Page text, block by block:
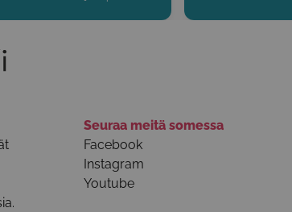
Seuraa meitä somessa
Facebook
Instagram
Youtube